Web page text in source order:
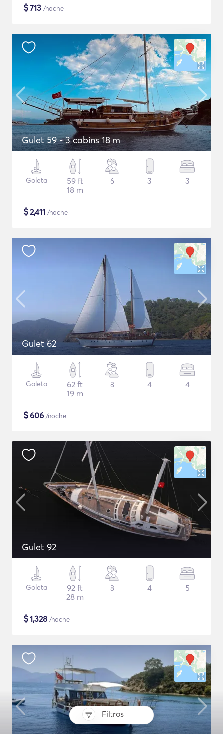
Filtros
$713 /noche
Gulet 59 - 3 cabins 18 m
Goleta
59 ft
18 m
6 3 3
$2,411 /noche
Gulet 62
Goleta
62 ft
19 m
8 4 4
$606 /noche
Gulet 92
Goleta
92 ft
28 m
8 4 5
$1,328 /noche